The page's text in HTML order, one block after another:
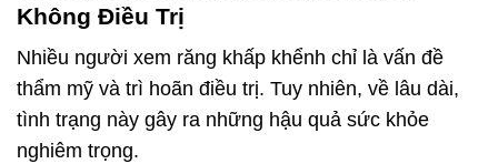
Không Điều Trị
Nhiều người xem răng khấp khểnh chỉ là vấn đề
thẩm mỹ và trì hoãn điều trị. Tuy nhiên, về lâu dài,
tình trạng này gây ra những hậu quả sức khỏe
nghiêm trọng.